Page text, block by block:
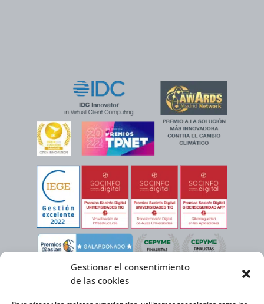
Gestionar el consentimiento
de las cookies